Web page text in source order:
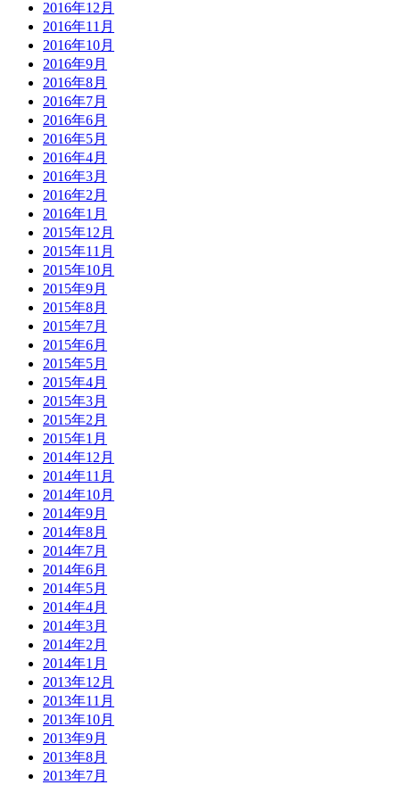
2016年12月
2016年11月
2016年10月
2016年9月
2016年8月
2016年7月
2016年6月
2016年5月
2016年4月
2016年3月
2016年2月
2016年1月
2015年12月
2015年11月
2015年10月
2015年9月
2015年8月
2015年7月
2015年6月
2015年5月
2015年4月
2015年3月
2015年2月
2015年1月
2014年12月
2014年11月
2014年10月
2014年9月
2014年8月
2014年7月
2014年6月
2014年5月
2014年4月
2014年3月
2014年2月
2014年1月
2013年12月
2013年11月
2013年10月
2013年9月
2013年8月
2013年7月